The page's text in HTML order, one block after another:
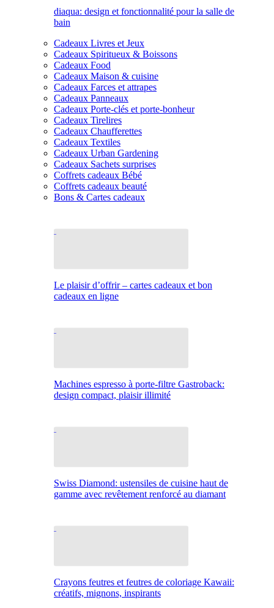
diaqua: design et fonctionnalité pour la salle de
bain
Cadeaux Livres et Jeux
Cadeaux Spiritueux & Boissons
Cadeaux Food
Cadeaux Maison & cuisine
Cadeaux Farces et attrapes
Cadeaux Panneaux
Cadeaux Porte-clés et porte-bonheur
Cadeaux Tirelires
Cadeaux Chaufferettes
Cadeaux Textiles
Cadeaux Urban Gardening
Cadeaux Sachets surprises
Coffrets cadeaux Bébé
Coffrets cadeaux beauté
Bons & Cartes cadeaux
Le plaisir d’offrir – cartes cadeaux et bon
cadeaux en ligne
Machines espresso à porte-filtre Gastroback:
design compact, plaisir illimité
Swiss Diamond: ustensiles de cuisine haut de
gamme avec revêtement renforcé au diamant
Crayons feutres et feutres de coloriage Kawaii:
créatifs, mignons, inspirants